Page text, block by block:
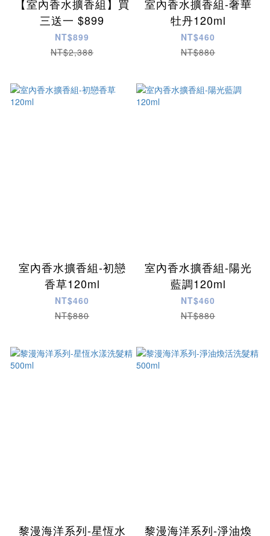
【室內香水擴香組】買
三送一 $899
NT$899
NT$2,388
室內香水擴香組-奢華
牡丹120ml
NT$460
NT$880
室內香水擴香組-初戀
香草120ml
NT$460
NT$880
室內香水擴香組-陽光
藍調120ml
NT$460
NT$880
黎漫海洋系列-星恆水
黎漫海洋系列-淨油煥